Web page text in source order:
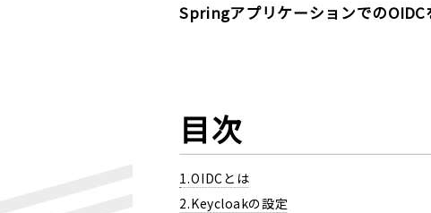
SpringアプリケーションでのOIDC
目次
1.OIDCとは
2.Keycloakの設定